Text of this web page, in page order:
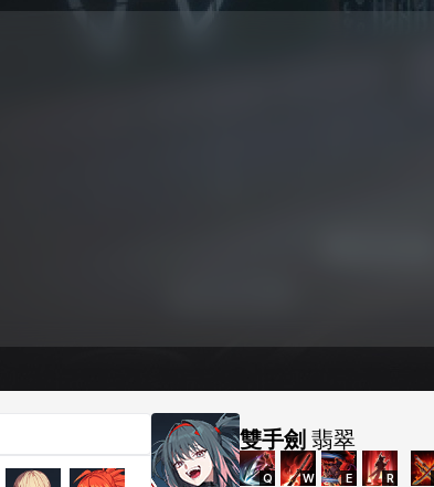
雙手劍 翡翠
Q W E R